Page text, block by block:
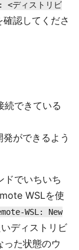
<ディストリビ
認してくださ
続できている
ができるよう
ドでいちいち
WSLを使
WSL: New
ディストリビ
った状態のウ